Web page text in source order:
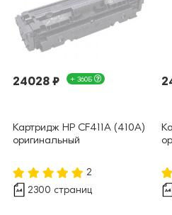
24028 ₽ + 360Б
Картридж HP CF411A (410A)
оригинальный
2
2300 страниц